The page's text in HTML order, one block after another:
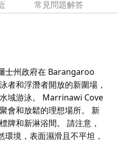
常見問題解答
士州政府在 Barangaroo
者和浮潛者開放的新圍場，
域游泳。 Marrinawi Cove
會和放鬆的理想場所。 新
牌和新淋浴間。 請注意，
境，表面濕滑且不平坦，